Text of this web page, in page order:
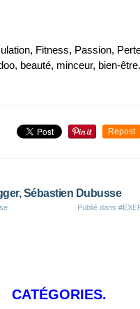
Fitness, Passion,
, beauté, minceur, bien-être.
Repost
Sébastien Dubusse
Publié dans
CATÉGORIES.